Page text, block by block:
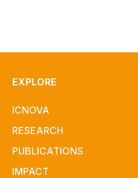
EXPLORE
ICNOVA
RESEARCH
PUBLICATIONS
IMPACT